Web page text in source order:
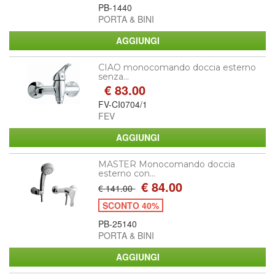
PB-1440
PORTA & BINI
CIAO monocomando doccia esterno
senza...
€ 83.00
FV-CI0704/1
FEV
MASTER Monocomando doccia
esterno con...
€ 141.00 € 84.00
SCONTO 40%
PB-25140
PORTA & BINI